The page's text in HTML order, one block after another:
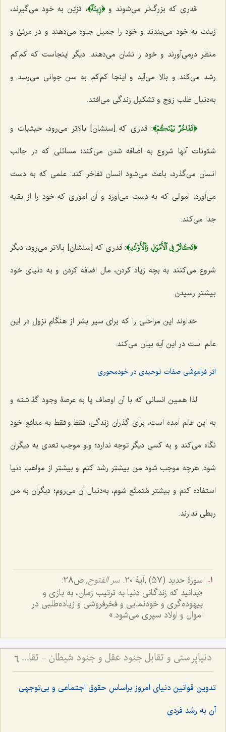
قدری که بزرگ‌تر می‌شوند و﴿زِينَةٞ﴾، تزیّن به خود می‌گیرند،
زینت به خود می‌بندند و خود را جمیل جلوه می‌دهند و در مرئیٰ و
منظر درمی‌آورند و خود را نشان می‌دهند. دیگر اینجاست که کم‌کم
رشد می‌کند و بالا می‌آید و اینجا کم‌کم به سن جوانی می‌رسد و
به‌دنبال طلب زوج و تشکیل زندگی می‌افتد.
﴿تَفَاخُرٞ بَيۡنَكُمۡ﴾: قدری که [سنشان] بالاتر می‌رود، حیثیات و
شئونات آنها شروع به اضافه شدن می‌کند؛ مسائلی که در جانب
انسان می‌گذرد، باعث می‌شود انسان تفاخر کند: علمی که به دست
می‌آورد، اموالی که به دست می‌آورد و آن اموری که خود را از بقیه
جدا می‌کند.
﴿تَكَاثُرٞ فِي ٱلۡأَمۡوَٰلِ وَٱلۡأَوۡلَٰدِ﴾: قدری که [سنشان] بالاتر می‌رود، دیگر
شروع می‌کنند به بچه زیاد کردن، مال اضافه کردن و به دنیای خود
بیشتر رسیدن.
خداوند این مراحلی را که برای سیر بشر از هنگام نزول در این
عالم است در این آیه بیان می‌کند.
اثر فراموشی صفات توحیدی در خودمحوری
لذا همین انسانی که با آن اوصاف پا به عرصۀ وجود گذاشته و
به این عالم آمده است، برای گذران زندگی، فقط و فقط به منافع خود
نگاه می‌کند و به کسی دیگر توجه ندارد؛ ولو موجب تعدی به دیگران
شود. هرچه موجب شود من بیشتر رشد کنم و بیشتر از مواهب دنیا
استفاده کنم و بیشتر مُتمتّع شوم، به‌دنبال آن می‌روم؛ دیگران به من
ربطی ندارند.
سورۀ حدید (57) ,آیۀ 20. سر الفتوح, ص28:
«بدانيد كه زندگانى دنيا به ترتيب زمان، به بازى و
بيهوده‌گرى و خودنمايى و فخرفروشى و زياده‌طلبى در
اموال و اولاد سپرى مى‌شود.»
دنیاپرستی و تقابل جنود عقل و جنود شیطان - تقابل عالم دنیا و مجاز با عالم توحید و حقیقت 6
تدوین قوانین دنیای امروز براساس حقوق اجتماعی و بی‌توجهی
آن به رشد فردی